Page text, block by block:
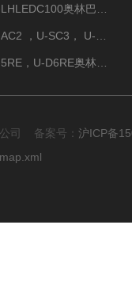
司 备案号： 沪ICP备